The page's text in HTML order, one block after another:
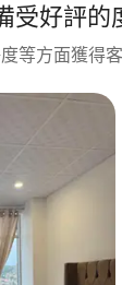
受好評的
等方面獲得